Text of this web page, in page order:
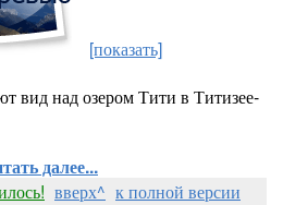
[показать]
вид над озером Тити в Титизее-
далее...
вверх^ к полной версии